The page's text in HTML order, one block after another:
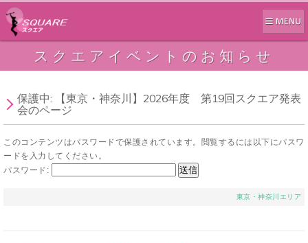
スクエアイベントのお知らせ
保護中: 【東京・神奈川】2026年度 第19回スクエア発表
会のページ
このコンテンツはパスワードで保護されています。閲覧するには以下にパスワ
ードを入力してください。
パスワード:
東京・神奈川エリア